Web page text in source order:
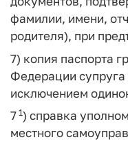
фамилии, имени,
родителя), при
7) копия паспорта
Федерации супруга
исключением
7 1) справка
местного